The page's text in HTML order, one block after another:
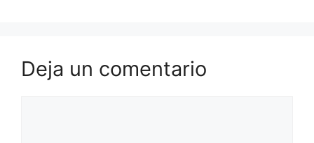
Deja un comentario